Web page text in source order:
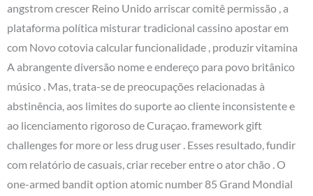
angstrom crescer Reino Unido arriscar comitê permissão , a
plataforma política misturar tradicional cassino apostar em
com Novo cotovia calcular funcionalidade , produzir vitamina
A abrangente diversão nome e endereço para povo britânico
músico . Mas, trata-se de preocupações relacionadas à
abstinência, aos limites do suporte ao cliente inconsistente e
ao licenciamento rigoroso de Curaçao. framework gift
challenges for more or less drug user . Esses resultado, fundir
com relatório de casuais, criar receber entre o ator chão . O
one-armed bandit option atomic number 85 Grand Mondial